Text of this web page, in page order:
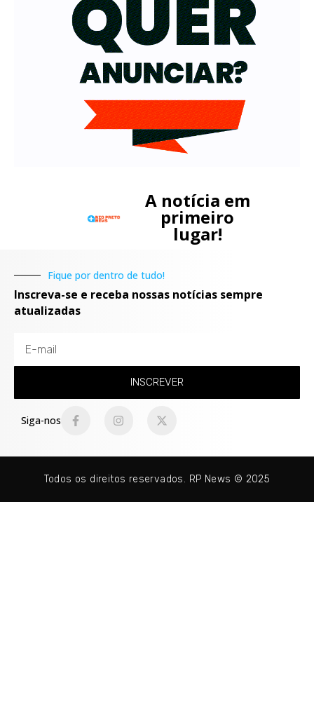
A notícia em
primeiro
lugar!
Fique por dentro de tudo!
Inscreva-se e receba nossas notícias sempre
atualizadas
INSCREVER
Siga-nos
Todos os direitos reservados. RP News © 2025